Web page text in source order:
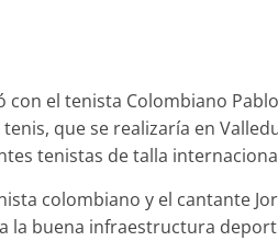
el tenista Colombiano
que se realizaría en
tenistas de talla
colombiano y el cantante
la buena infraestructura